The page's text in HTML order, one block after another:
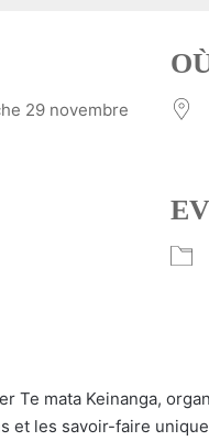
29 novembre
Te mata Keinanga,
et les savoir-faire